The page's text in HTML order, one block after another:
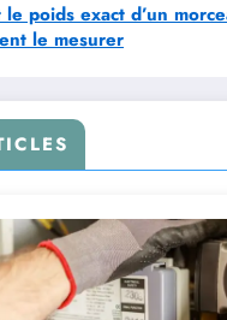
poids exact d’un
le mesurer